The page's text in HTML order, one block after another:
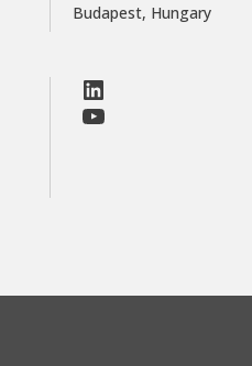
Budapest, Hungary
LinkedIn
Facebook
LinkedIn
YouTube